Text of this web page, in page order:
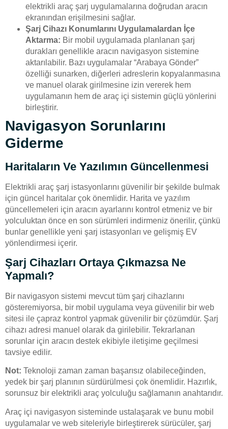
elektrikli araç şarj uygulamalarına doğrudan aracın
ekranından erişilmesini sağlar.
Şarj Cihazı Konumlarını Uygulamalardan İçe
Aktarma: Bir mobil uygulamada planlanan şarj
durakları genellikle aracın navigasyon sistemine
aktarılabilir. Bazı uygulamalar “Arabaya Gönder”
özelliği sunarken, diğerleri adreslerin kopyalanmasına
ve manuel olarak girilmesine izin vererek hem
uygulamanın hem de araç içi sistemin güçlü yönlerini
birleştirir.
Navigasyon Sorunlarını
Giderme
Haritaların Ve Yazılımın Güncellenmesi
Elektrikli araç şarj istasyonlarını güvenilir bir şekilde bulmak
için güncel haritalar çok önemlidir. Harita ve yazılım
güncellemeleri için aracın ayarlarını kontrol etmeniz ve bir
yolculuktan önce en son sürümleri indirmeniz önerilir, çünkü
bunlar genellikle yeni şarj istasyonları ve gelişmiş EV
yönlendirmesi içerir.
Şarj Cihazları Ortaya Çıkmazsa Ne
Yapmalı?
Bir navigasyon sistemi mevcut tüm şarj cihazlarını
gösteremiyorsa, bir mobil uygulama veya güvenilir bir web
sitesi ile çapraz kontrol yapmak güvenilir bir çözümdür. Şarj
cihazı adresi manuel olarak da girilebilir. Tekrarlanan
sorunlar için aracın destek ekibiyle iletişime geçilmesi
tavsiye edilir.
Not: Teknoloji zaman zaman başarısız olabileceğinden,
yedek bir şarj planının sürdürülmesi çok önemlidir. Hazırlık,
sorunsuz bir elektrikli araç yolculuğu sağlamanın anahtarıdır.
Araç içi navigasyon sisteminde ustalaşarak ve bunu mobil
uygulamalar ve web siteleriyle birleştirerek sürücüler, şarj